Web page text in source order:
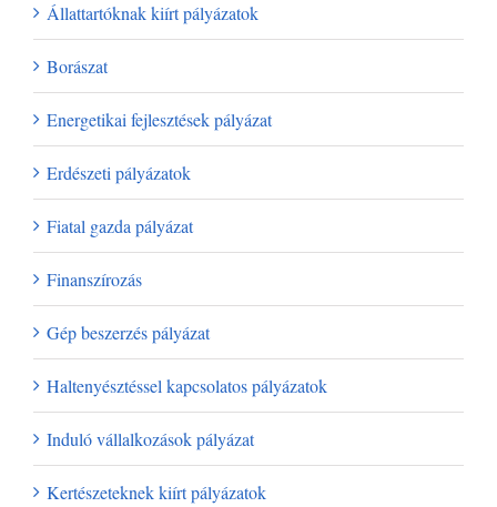
Állattartóknak kiírt pályázatok
Borászat
Energetikai fejlesztések pályázat
Erdészeti pályázatok
Fiatal gazda pályázat
Finanszírozás
Gép beszerzés pályázat
Haltenyésztéssel kapcsolatos pályázatok
Induló vállalkozások pályázat
Kertészeteknek kiírt pályázatok